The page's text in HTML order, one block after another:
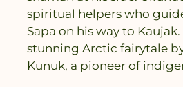
spiritual helpers who
Sapa on his way to
stunning Arctic fairytale
Kunuk, a pioneer of